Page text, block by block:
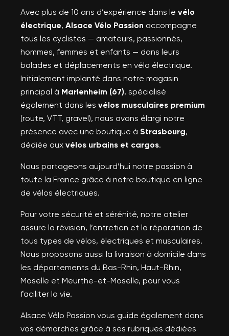
Avec plus de 10 ans d’expérience dans le vélo
électrique, Alsace Vélo Passion accompagne
tous les cyclistes — amateurs, passionnés,
hommes, femmes et enfants — dans leurs
balades et déplacements en vélo électrique.
Initialement implanté dans notre magasin
principal à Marlenheim (67), spécialisé
également dans les vélos musculaires premium
(route, VTT, gravel), nous avons élargi notre
présence avec une boutique à Strasbourg,
dédiée aux vélos urbains et cargos.
Nous partageons aujourd’hui notre passion à
toute la France grâce à notre boutique en ligne
de vélos électriques.
Pour votre sécurité et sérénité, notre atelier
assure la révision, l’entretien et la réparation de
tous types de vélos, électriques et musculaires.
Nous proposons aussi la livraison à domicile dans
les départements du Bas-Rhin, Haut-Rhin,
Moselle et Meurthe-et-Moselle, pour vous
faciliter la vie.
Alsace Vélo Passion vous guide également dans
vos démarches grâce à ses rubriques dédiées